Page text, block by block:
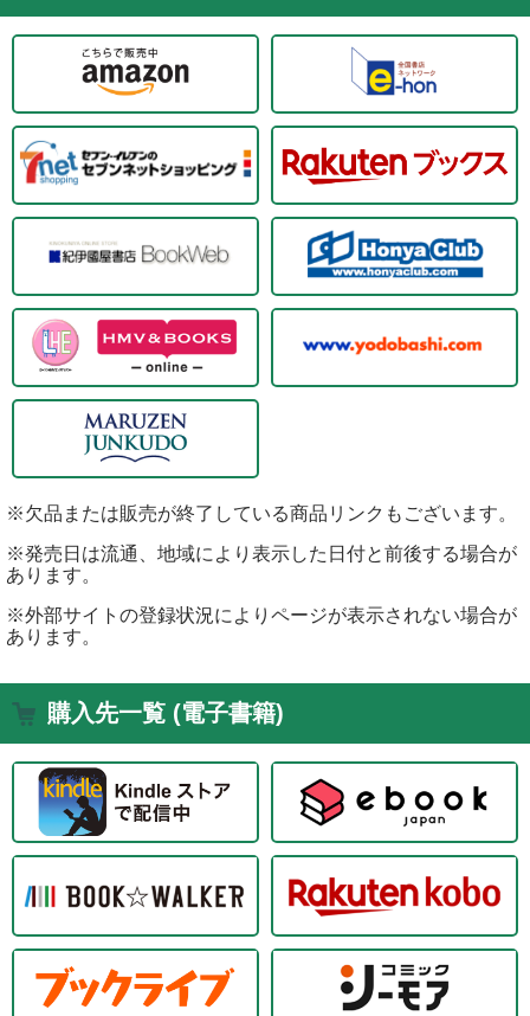
※欠品または販売が終了している商品リンクもございます。
※発売日は流通、地域により表示した日付と前後する場合が
あります。
※外部サイトの登録状況によりページが表示されない場合が
あります。
購入先一覧 (電子書籍)